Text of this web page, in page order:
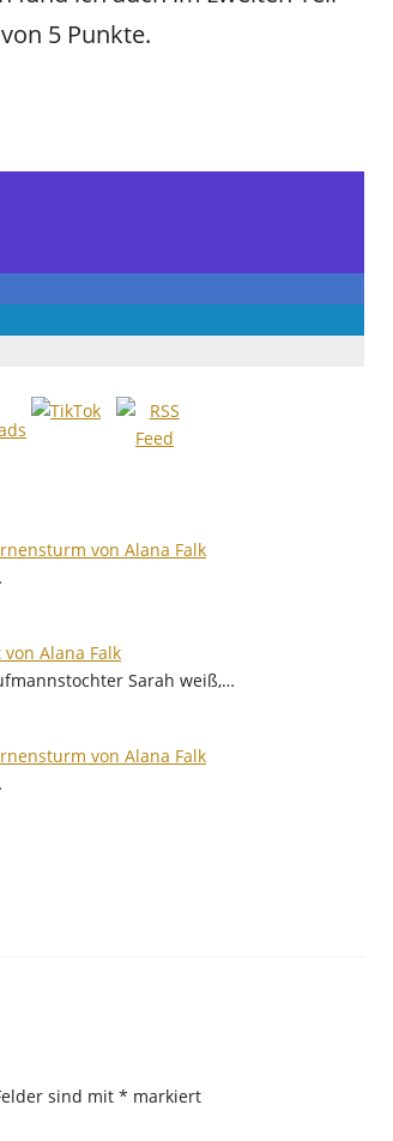
5 Punkte.
von Alana Falk
Alana Falk
Sarah weiß,…
von Alana Falk
sind mit * markiert